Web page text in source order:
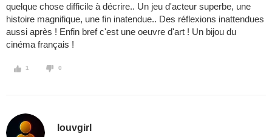
quelque chose difficile à décrire.. Un jeu d'acteur superbe, une
histoire magnifique, une fin inatendue.. Des réflexions inattendues
aussi après ! Enfin bref c'est une oeuvre d'art ! Un bijou du
cinéma français !
1 0
louvgirl